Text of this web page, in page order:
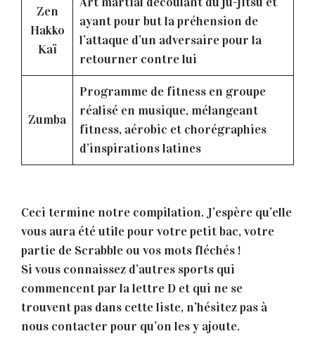
Zen
Hakko
Kaï
ayant pour but la préhension de
l’attaque d’un adversaire pour la
retourner contre lui
Zumba
Programme de fitness en groupe
réalisé en musique, mélangeant
fitness, aérobic et chorégraphies
d’inspirations latines
Ceci termine notre compilation. J’espère qu’elle
vous aura été utile pour votre petit bac, votre
partie de Scrabble ou vos mots fléchés !
Si vous connaissez d’autres sports qui
commencent par la lettre D et qui ne se
trouvent pas dans cette liste, n’hésitez pas à
nous contacter pour qu’on les y ajoute.